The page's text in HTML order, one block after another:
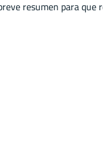
resumen para que